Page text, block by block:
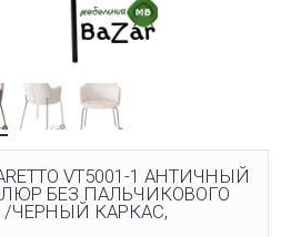
VT5001-1 АНТИЧНЫЙ
БЕЗ ПАЛЬЧИКОВОГО
/ЧЕРНЫЙ КАРКАС,